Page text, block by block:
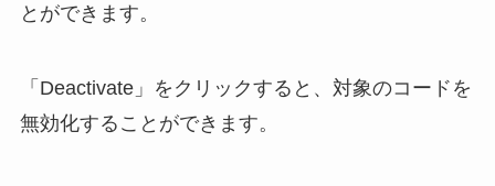
とができます。
「Deactivate」をクリックすると、対象のコードを
無効化することができます。